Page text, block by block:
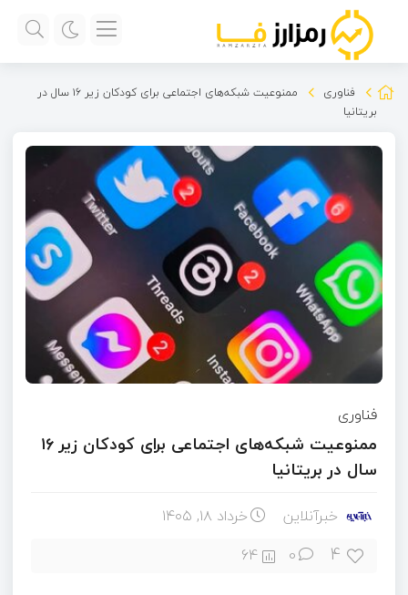
فناوری
ممنوعیت شبکه‌های اجتماعی برای کودکان زیر ۱۶ سال در
بریتانیا
فناوری
ممنوعیت شبکه‌های اجتماعی برای کودکان زیر ۱۶
سال در بریتانیا
خبرآنلاین خرداد ۱۸, ۱۴۰۵
4
0
64